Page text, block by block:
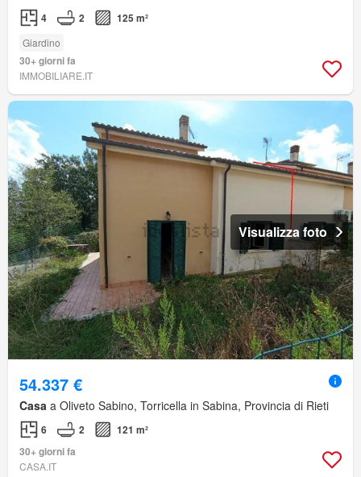
4 2 125 m²
Giardino
30+ giorni fa
IMMOBILIARE.IT
Visualizza foto
54.337 €
Casa a Oliveto Sabino, Torricella in Sabina, Provincia di Rieti
6 2
121 m²
30+ giorni fa
CASA.IT